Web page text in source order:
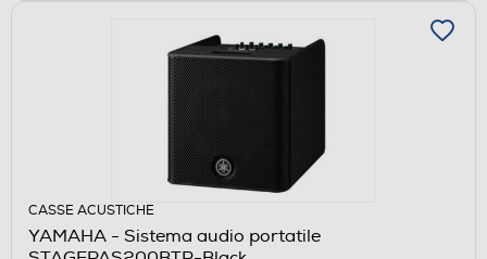
CASSE ACUSTICHE
YAMAHA - Sistema audio portatile